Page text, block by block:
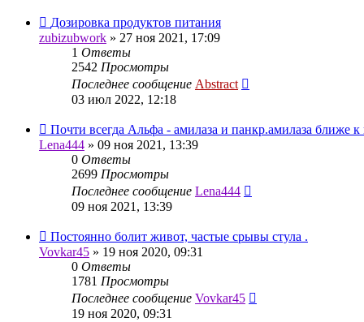
Дозировка продуктов питания
zubizubwork » 27 ноя 2021, 17:09
1 Ответы
2542 Просмотры
Последнее сообщение Abstract
03 июл 2022, 12:18
Почти всегда Альфа - амилаза и панкр.амилаза ближе
Lena444 » 09 ноя 2021, 13:39
0 Ответы
2699 Просмотры
Последнее сообщение Lena444
09 ноя 2021, 13:39
Постоянно болит живот, частые срывы стула .
Vovkar45 » 19 ноя 2020, 09:31
0 Ответы
1781 Просмотры
Последнее сообщение Vovkar45
19 ноя 2020, 09:31